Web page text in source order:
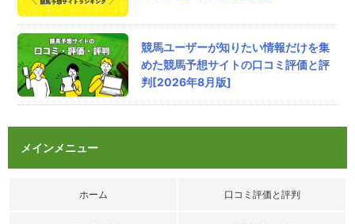
砂の王者見参で川崎4Rと園田4RがW的中。平日
も地方競馬でしっかり稼げるから重宝してま
す。
評価：
匿名さん
ワット
競馬ユーザーが知りたい情報だけを集
めた競馬予想サイトの口コミ評価と評
判[2026年8月版]
メインメニュー
ホーム 口コミ評価と評判